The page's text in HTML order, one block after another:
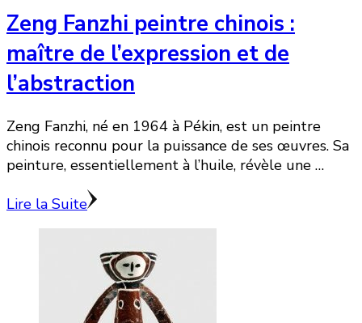
Zeng Fanzhi peintre chinois :
maître de l’expression et de
l’abstraction
Zeng Fanzhi, né en 1964 à Pékin, est un peintre
chinois reconnu pour la puissance de ses œuvres. Sa
peinture, essentiellement à l’huile, révèle une …
Lire la Suite